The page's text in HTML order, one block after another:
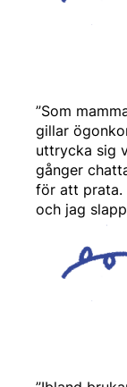
”Som
gillar
uttrycka sig
gånger
för att prata.
och jag